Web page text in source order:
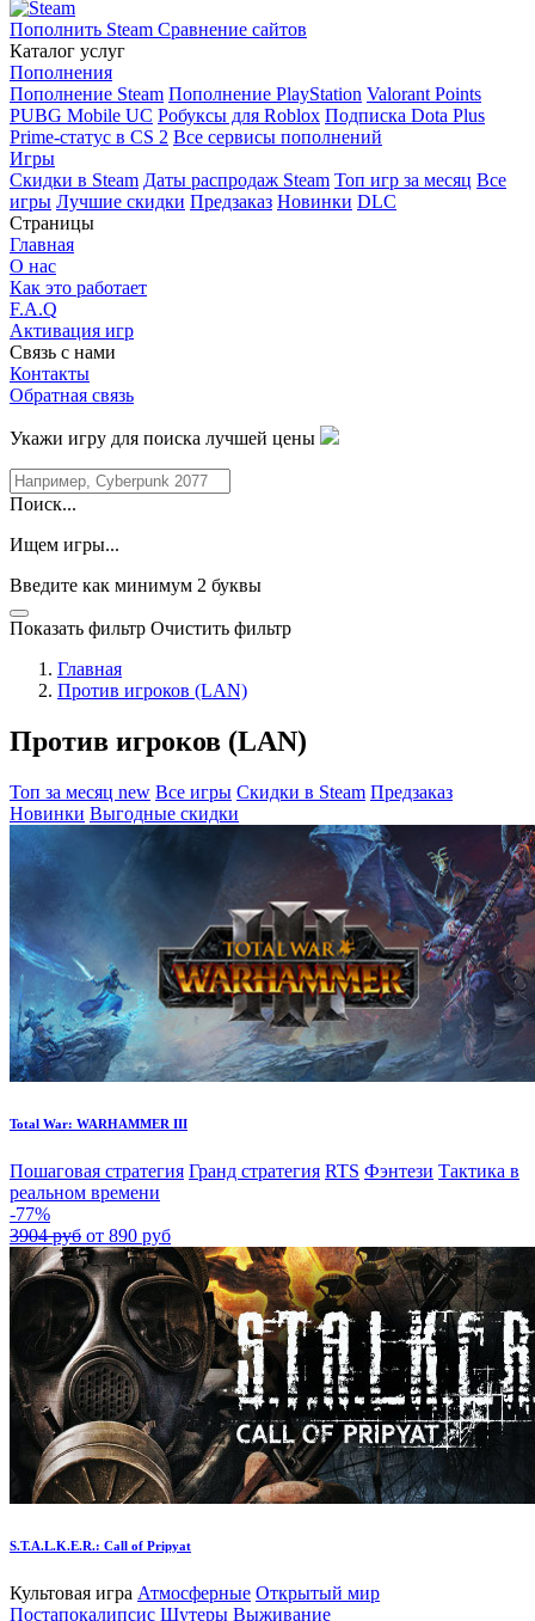
Пополнить Steam Сравнение сайтов
Каталог услуг
Пополнения
Пополнение Steam Пополнение PlayStation Valorant Points
PUBG Mobile UC Робуксы для Roblox Подписка Dota Plus
Prime-статус в CS 2 Все сервисы пополнений
Игры
Скидки в Steam Даты распродаж Steam Топ игр за месяц Все
игры Лучшие скидки Предзаказ Новинки DLC
Страницы
Главная
О нас
Как это работает
F.A.Q
Активация игр
Связь с нами
Контакты
Обратная связь
Укажи игру для поиска лучшей цены
Поиск...
Ищем игры...
Введите как минимум 2 буквы
Показать фильтр Очистить фильтр
Главная
Против игроков (LAN)
Против игроков (LAN)
Топ за месяц new Все игры Скидки в Steam Предзаказ
Новинки Выгодные скидки
Total War: WARHAMMER III
Пошаговая стратегия Гранд стратегия RTS Фэнтези Тактика в
реальном времени
-77%
3904 руб от 890 руб
S.T.A.L.K.E.R.: Call of Pripyat
Культовая игра Атмосферные Открытый мир
Постапокалипсис Шутеры Выживание